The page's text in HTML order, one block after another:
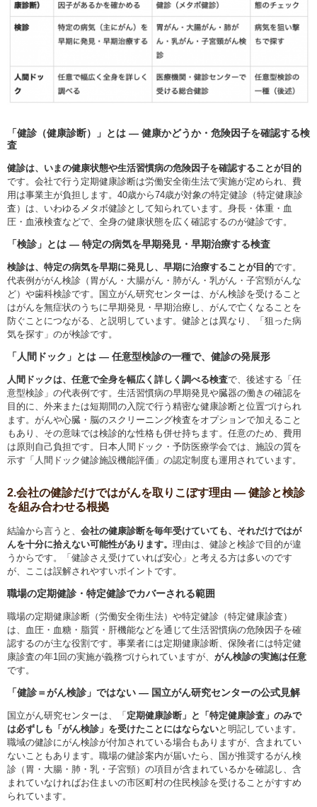
「健診（健康診断）」とは ― 健康かどうか・危険因子を確認する検
査
健診は、いまの健康状態や生活習慣病の危険因子を確認することが目的
です。会社で行う定期健康診断は労働安全衛生法で実施が定められ、費
用は事業主が負担します。40歳から74歳が対象の特定健診（特定健康診
査）は、いわゆるメタボ健診として知られています。身長・体重・血
圧・血液検査などで、全身の健康状態を広く確認するのが健診です。
「検診」とは ― 特定の病気を早期発見・早期治療する検査
検診は、特定の病気を早期に発見し、早期に治療することが目的です。
代表例ががん検診（胃がん・大腸がん・肺がん・乳がん・子宮頸がんな
ど）や歯科検診です。国立がん研究センターは、がん検診を受けること
はがんを無症状のうちに早期発見・早期治療し、がんで亡くなることを
防ぐことにつながる、と説明しています。健診とは異なり、「狙った病
気を探す」のが検診です。
「人間ドック」とは ― 任意型検診の一種で、健診の発展形
人間ドックは、任意で全身を幅広く詳しく調べる検査で、後述する「任
意型検診」の代表例です。生活習慣病の早期発見や臓器の働きの確認を
目的に、外来または短期間の入院で行う精密な健康診断と位置づけられ
ます。がんや心臓・脳のスクリーニング検査をオプションで加えること
もあり、その意味では検診的な性格も併せ持ちます。任意のため、費用
は原則自己負担です。日本人間ドック・予防医療学会では、施設の質を
示す「人間ドック健診施設機能評価」の認定制度も運用されています。
2.会社の健診だけではがんを取りこぼす理由 ― 健診と検診
を組み合わせる根拠
結論から言うと、 会社の健康診断を毎年受けていても、それだけではが
んを十分に拾えない可能性があります。 理由は、健診と検診で目的が違
うからです。「健診さえ受けていれば安心」と考える方は多いのです
が、ここは誤解されやすいポイントです。
職場の定期健診・特定健診でカバーされる範囲
職場の定期健康診断（労働安全衛生法）や特定健診（特定健康診査）
は、血圧・血糖・脂質・肝機能などを通じて生活習慣病の危険因子を確
認するのが主な役割です。事業者には定期健康診断、保険者には特定健
康診査の年1回の実施が義務づけられていますが、 がん検診の実施は任意
です。
「健診＝がん検診」ではない ― 国立がん研究センターの公式見解
国立がん研究センターは、「 定期健康診断」と「特定健康診査」のみで
は必ずしも「がん検診」を受けたことにはならないと明記しています。
職域の健診にがん検診が付加されている場合もありますが、含まれてい
ないこともあります。職場の健診案内が届いたら、国が推奨するがん検
診（胃・大腸・肺・乳・子宮頸）の項目が含まれているかを確認し、含
まれていなければお住まいの市区町村の住民検診を受けることがすすめ
られています。